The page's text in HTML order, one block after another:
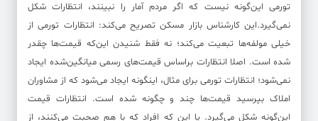
تورمی این‌گونه نیست که اگر مردم آمار را نبینند، انتظارات شکل
نمی‌گیرد.این کارشناس بازار مسکن تصریح می‌کند: انتظارات تورمی از
خیلی مولفه‌ها تبعیت می‌کند؛ نه فقط شنیدن این‌که قیمت‌ها چقدر
شده است. اصلا انتظارات براساس قیمت‌های رسمی میانگین‌شده ایجاد
نمی‌شود؛ انتظارات تورمی برای مثال، اینگونه ایجاد می‌شود که از مشاوران
املاک بپرسید قیمت‌ها چند و چگونه شده است. انتظارات قیمت
این‌گونه شکل می‌گیرد. یا این که افراد که با هم صحبت می‌کنند، از